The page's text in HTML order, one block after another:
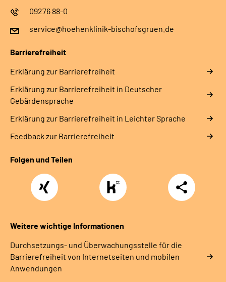
09276 88-0
service@hoehenklinik-bischofsgruen.de
Barrierefreiheit
Erklärung zur Barrierefreiheit
Erklärung zur Barrierefreiheit in Deutscher
Gebärdensprache
Erklärung zur Barrierefreiheit in Leichter Sprache
Feedback zur Barrierefreiheit
Folgen und Teilen
Xing
https://www.kununu.com/de/deutsche-
rentenversicherung-
nordbayern6
Teilen
Weitere wichtige Informationen
Durchsetzungs- und Überwachungsstelle für die
Barrierefreiheit von Internetseiten und mobilen
Anwendungen